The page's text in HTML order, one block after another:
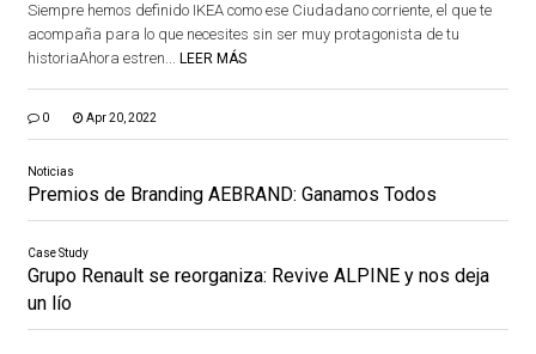
Siempre hemos definido IKEA como ese Ciudadano corriente, el que te
acompaña para lo que necesites sin ser muy protagonista de tu
historiaAhora estren... LEER MÁS
0 Apr 20, 2022
Noticias
Premios de Branding AEBRAND: Ganamos Todos
Case Study
Grupo Renault se reorganiza: Revive ALPINE y nos deja
un lío